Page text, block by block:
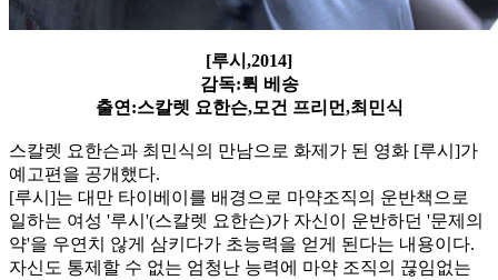
[루시,2014]
감독:뤽 베송
출연:스칼렛 요한슨,모건 프리먼,최민식
스칼렛 요한슨과 최민식의 만남으로 화제가 된 영화 [루시]가
예고편을 공개했다.
[루시]는 대만 타이베이를 배경으로 마약조직의 운반책으로
일하는 여성 '루시'(스칼렛 요한슨)가 자신이 운반하던 '문제의
약'을 우연치 않게 삼키다가 초능력을 얻게 된다는 내용이다.
자신도 통제할 수 없는 엄청난 능력에 마약 조직의 끊임없는